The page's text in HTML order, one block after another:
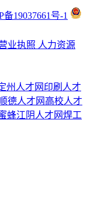
19037661号-1
业执照 人力资源
州人才网 印刷人才
德人才网 高校人才
蜂江阴人才网焊工